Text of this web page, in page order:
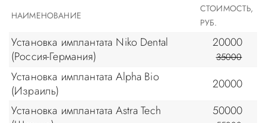
НАИМЕНОВАНИЕ
СТОИМОСТЬ,
РУБ.
Установка имплантата Niko Dental
(Россия-Германия)
20000
35000
Установка имплантата Alpha Bio
(Израиль)
20000
Установка имплантата Astra Tech
50000